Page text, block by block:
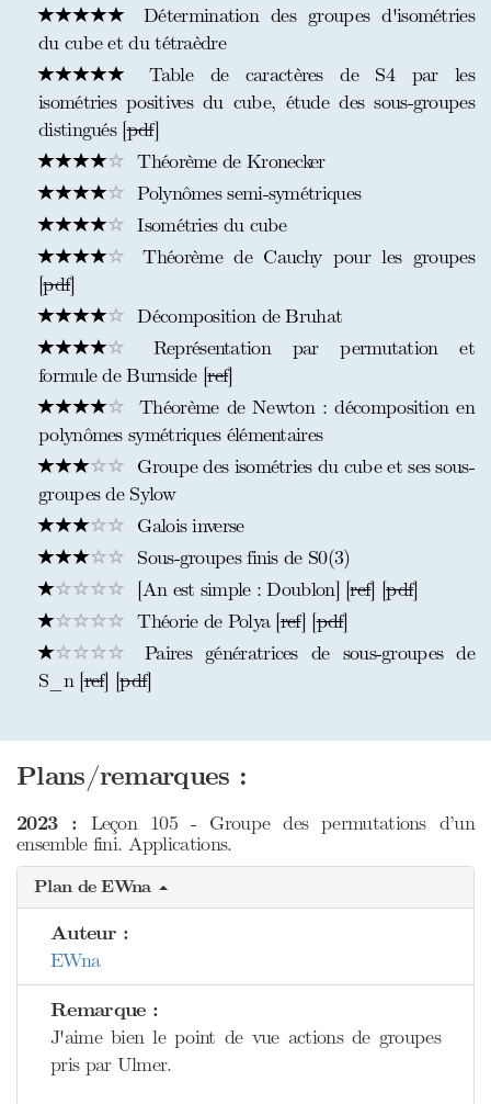
Détermination des groupes d'isométries
du cube et du tétraèdre
Table de caractères de S4 par les
isométries positives du cube, étude des sous-groupes
distingués [pdf]
Théorème de Kronecker
Polynômes semi-symétriques
Isométries du cube
Théorème de Cauchy pour les groupes
[pdf]
Décomposition de Bruhat
Représentation par permutation et
formule de Burnside [ref]
Théorème de Newton : décomposition en
polynômes symétriques élémentaires
Groupe des isométries du cube et ses sous-
groupes de Sylow
Galois inverse
Sous-groupes finis de S0(3)
[An est simple : Doublon] [ref] [pdf]
Théorie de Polya [ref] [pdf]
Paires génératrices de sous-groupes de
S_n [ref] [pdf]
Plans/remarques :
2023 : Leçon 105 - Groupe des permutations d’un
ensemble fini. Applications.
Plan de EWna
Auteur :
EWna
Remarque :
J'aime bien le point de vue actions de groupes
pris par Ulmer.